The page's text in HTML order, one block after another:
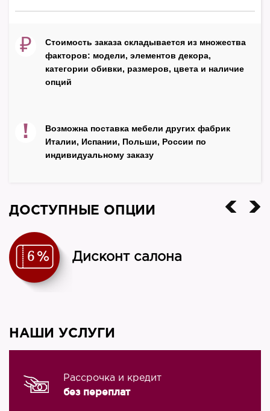
Ширина – 1400 мм
Высота – 750 мм
Глубина – 80 мм
Высота – 1990 мм
Глубина – 450 мм
Материал фасада
Цвет
орех ногаро/белый премиум
Производитель
Россия
₽
Стоимость заказа складывается из множества
факторов: модели, элементов декора,
категории обивки, размеров, цвета и наличие
опций
!
Возможна поставка мебели других фабрик
Италии, Испании, Польши, России по
индивидуальному заказу
ДОСТУПНЫЕ ОПЦИИ
Дисконт салона
НАШИ УСЛУГИ
Рассрочка и кредит
без переплат